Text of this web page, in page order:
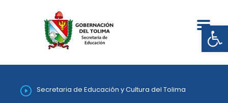
Secretaria de Educación y Cultura del Tolima